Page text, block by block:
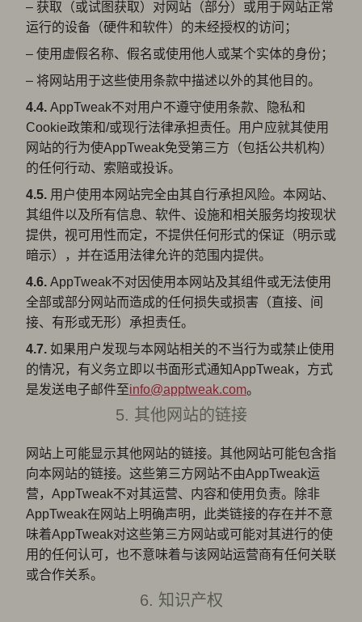
– 获取（或试图获取）对网站（部分）或用于网站正常
运行的设备（硬件和软件）的未经授权的访问；
– 使用虚假名称、假名或使用他人或某个实体的身份；
– 将网站用于这些使用条款中描述以外的其他目的。
4.4. AppTweak不对用户不遵守使用条款、隐私和
Cookie政策和/或现行法律承担责任。用户应就其使用
网站的行为使AppTweak免受第三方（包括公共机构）
的任何行动、索赔或投诉。
4.5. 用户使用本网站完全由其自行承担风险。本网站、
其组件以及所有信息、软件、设施和相关服务均按现状
提供，视可用性而定，不提供任何形式的保证（明示或
暗示），并在适用法律允许的范围内提供。
4.6. AppTweak不对因使用本网站及其组件或无法使用
全部或部分网站而造成的任何损失或损害（直接、间
接、有形或无形）承担责任。
4.7. 如果用户发现与本网站相关的不当行为或禁止使用
的情况，有义务立即以书面形式通知AppTweak，方式
是发送电子邮件至info@apptweak.com。
5. 其他网站的链接
网站上可能显示其他网站的链接。其他网站可能包含指
向本网站的链接。这些第三方网站不由AppTweak运
营，AppTweak不对其运营、内容和使用负责。除非
AppTweak在网站上明确声明，此类链接的存在并不意
味着AppTweak对这些第三方网站或可能对其进行的使
用的任何认可，也不意味着与该网站运营商有任何关联
或合作关系。
6. 知识产权